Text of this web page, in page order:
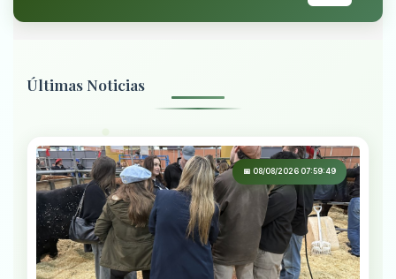
navigation
Últimas Noticias
📅 08/08/2026 07:59:49